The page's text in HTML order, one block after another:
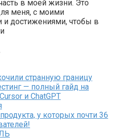
в моей жизни. Это
меня, с моими
и достижениями, чтобы в
странную границу
— полный гайд на
и ChatGPT
у которых почти 36